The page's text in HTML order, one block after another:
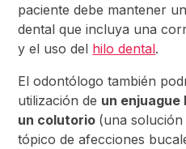
paciente debe mantener
dental que incluya una
y el uso del hilo dental.
El odontólogo también
utilización de un
un colutorio (una
tópico de afecciones